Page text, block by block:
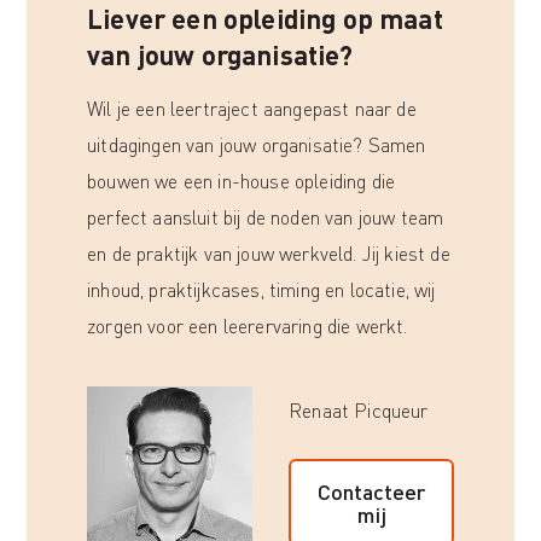
Liever een opleiding op maat
van jouw organisatie?
Wil je een leertraject aangepast naar de
uitdagingen van jouw organisatie? Samen
bouwen we een in-house opleiding die
perfect aansluit bij de noden van jouw team
en de praktijk van jouw werkveld. Jij kiest de
inhoud, praktijkcases, timing en locatie, wij
zorgen voor een leerervaring die werkt.
Renaat Picqueur
Contacteer
mij